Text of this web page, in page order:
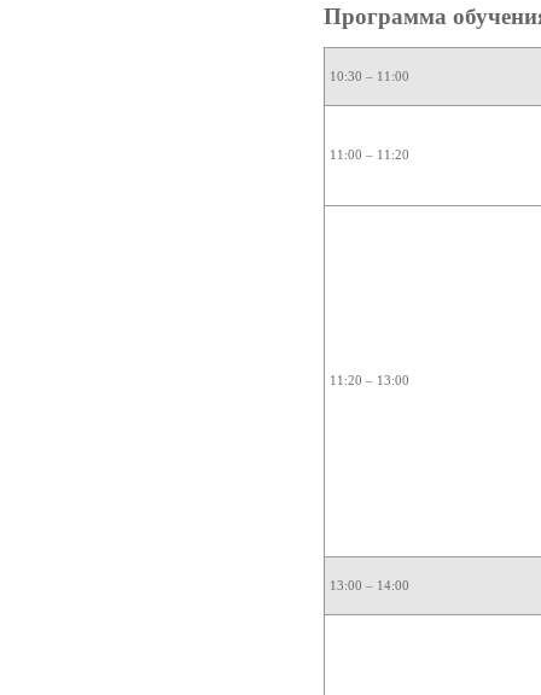
Программа
10:30 – 11:00
11:00 – 11:20
11:20 – 13:00
13:00 – 14:00